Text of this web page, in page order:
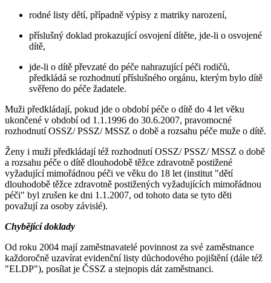
rodné listy dětí, případně výpisy z matriky narození,
příslušný doklad prokazující osvojení dítěte, jde-li o osvojené
dítě,
jde-li o dítě převzaté do péče nahrazující péči rodičů,
předkládá se rozhodnutí příslušného orgánu, kterým bylo dítě
svěřeno do péče žadatele.
Muži předkládají, pokud jde o období péče o dítě do 4 let věku
ukončené v období od 1.1.1996 do 30.6.2007, pravomocné
rozhodnutí OSSZ/ PSSZ/ MSSZ o době a rozsahu péče muže o dítě.
Ženy i muži předkládají též rozhodnutí OSSZ/ PSSZ/ MSSZ o době
a rozsahu péče o dítě dlouhodobě těžce zdravotně postižené
vyžadující mimořádnou péči ve věku do 18 let (institut "dětí
dlouhodobě těžce zdravotně postižených vyžadujících mimořádnou
péči" byl zrušen ke dni 1.1.2007, od tohoto data se tyto děti
považují za osoby závislé).
Chybějící doklady
Od roku 2004 mají zaměstnavatelé povinnost za své zaměstnance
každoročně uzavírat evidenční listy důchodového pojištění (dále též
"ELDP"), posílat je ČSSZ a stejnopis dát zaměstnanci.